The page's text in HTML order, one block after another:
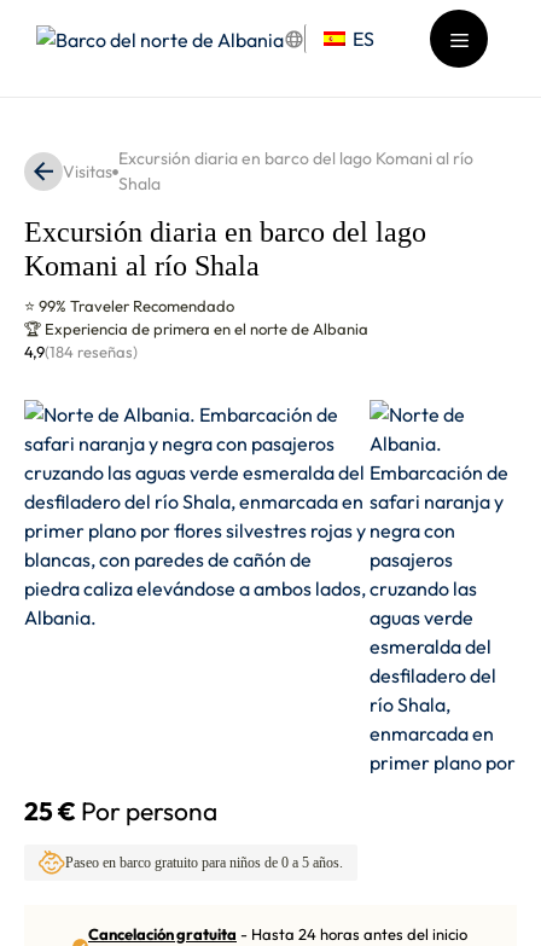
ES
Menú
Visitas
Excursión diaria en barco del lago Komani al río
Shala
Excursión diaria en barco del lago
Komani al río Shala
⭐ 99% Traveler Recomendado
🏆 Experiencia de primera en el norte de Albania
4,9(184 reseñas)
25 € Por persona
Paseo en barco gratuito para niños de 0 a 5 años.
Cancelación gratuita - Hasta 24 horas antes del inicio